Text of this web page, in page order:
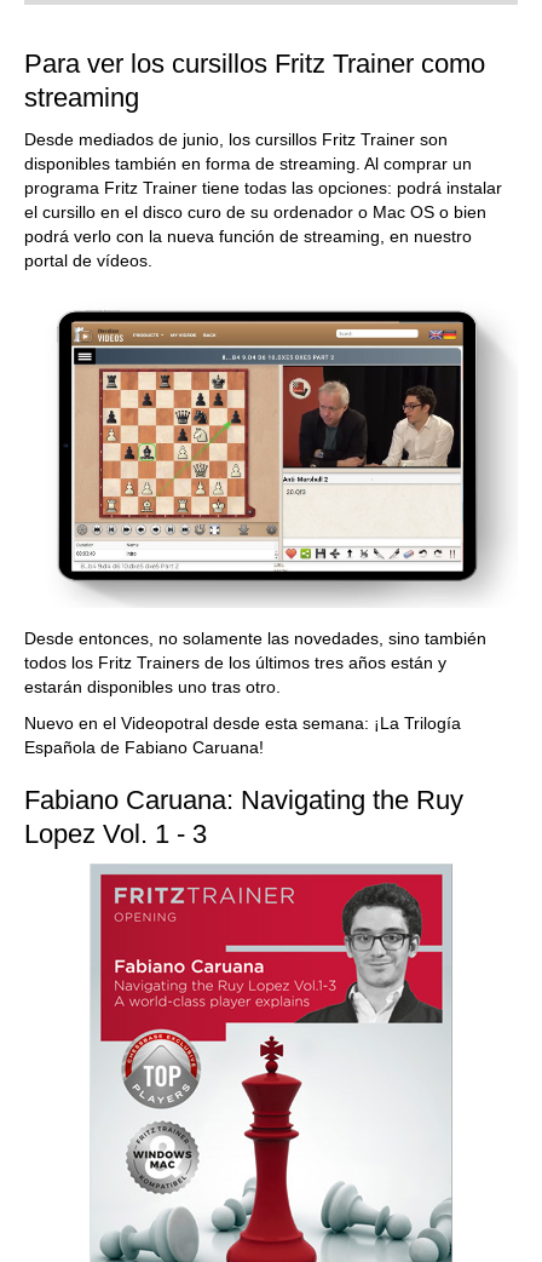
train more efficiently, intelligently and with a
Para ver los cursillos Fritz Trainer como
streaming
Desde mediados de junio, los cursillos Fritz Trainer son
disponibles también en forma de streaming. Al comprar un
programa Fritz Trainer tiene todas las opciones: podrá instalar
el cursillo en el disco curo de su ordenador o Mac OS o bien
podrá verlo con la nueva función de streaming, en nuestro
portal de vídeos.
Desde entonces, no solamente las novedades, sino también
todos los Fritz Trainers de los últimos tres años están y
estarán disponibles uno tras otro.
Nuevo en el Videopotral desde esta semana: ¡La Trilogía
Española de Fabiano Caruana!
Fabiano Caruana: Navigating the Ruy
Lopez Vol. 1 - 3